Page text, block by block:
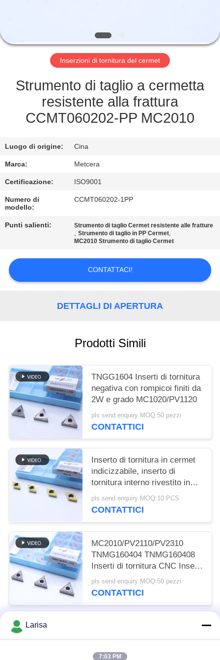
CATALOGO
CONTATTACI
NOTIZIE
CHIEDI UN
PREVENTIVO
DEL
SITO
SULLA
PRIVACY
Inserzioni di tornitura del cermet
Strumento di taglio a cermetta
resistente alla frattura
CCMT060202-PP MC2010
Luogo di origine: Cina
Marca: Metcera
Certificazione: ISO9001
Numero di
modello:
CCMT060202-1PP
Punti salienti: Strumento di taglio Cermet resistente alle fratture
,Strumento di taglio in PP Cermet,
MC2010 Strumento di taglio Cermet
CONTATTACI!
DETTAGLI DI APERTURA
Prodotti Simili
TNGG1604 Inserti di tornitura
negativa con rompicoi finiti da
2W e grado MC1020/PV1120
pls send enquiry MOQ:50 pezzi
CONTATTICI
Inserto di tornitura in cermet
indicizzabile, inserto di
tornitura interno rivestito in
PVD, finitura del frantumatore
DCMT11T302, colore dorato
pls send enquiry MOQ:10 PCS
CONTATTICI
MC2010/PV2110/PV2310
TNMG160404 TNMG160408
Inserti di tornitura CNC Inserti
di tornitura Cermet per la
macchina CNC in 5FG chip
pls send enquiry MOQ:50 pezzi
CONTATTICI
Categorie popolari
Larisa
7:03 PM